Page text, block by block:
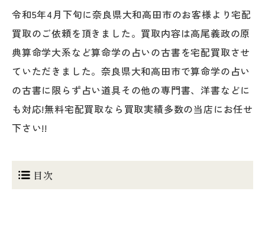
令和5年4月下旬に奈良県大和高田市のお客様より宅配
買取のご依頼を頂きました。買取内容は高尾義政の原
典算命学大系など算命学の占いの古書を宅配買取させ
ていただきました。奈良県大和高田市で算命学の占い
の古書に限らず占い道具その他の専門書、洋書などに
も対応!無料宅配買取なら買取実績多数の当店にお任せ
下さい!!
目次